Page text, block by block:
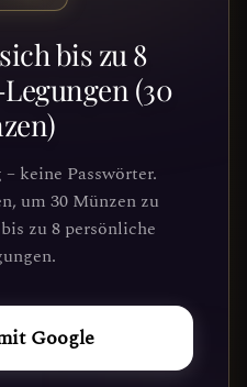
bis zu 8
(30
keine Passwörter.
um 30 Münzen zu
zu 8 persönliche
Google
Weg zu
von
Klarheit und
Plattform
kosmische Reise